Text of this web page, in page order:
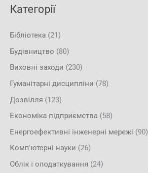
Категорії
Бібліотека (21)
Будівництво (80)
Виховні заходи (230)
Гуманітарні дисципліни (78)
Дозвілля (123)
Економіка підприємства (58)
Енергоефективні інженерні мережі (90)
Комп'ютерні науки (26)
Облік і оподаткування (24)